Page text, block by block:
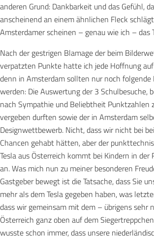
anderen Grund: Dankbarkeit und das Gefühl,
anscheinend an einem ähnlichen Fleck
Amsterdamer scheinen – genau wie ich – das
Nach der gestrigen Blamage der beim
verpatzten Punkte hatte ich jede Hoffnung
denn in Amsterdam sollten nur noch folgende
werden: Die Auswertung der 3 Schulbesuche,
nach Sympathie und Beliebtheit Punktzahlen
vergeben durften sowie der in Amsterdam
Designwettbewerb. Nicht, dass wir nicht bei
Chancen gehabt hätten, aber der
Tesla aus Österreich kommt bei Kindern in der
an. Was mich nun zu meiner besonderen
Gastgeber bewegt ist die Tatsache, dass Sie
mehr als dem Tesla gegeben haben, was
dass wir gemeinsam mit dem – übrigens sehr
Österreich ganz oben auf dem
wusste schon immer, dass unsere